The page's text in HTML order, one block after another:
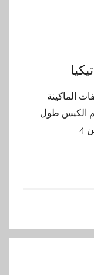
الماكينة
حجم الكيس طول